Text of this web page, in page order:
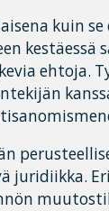
kuin
ehtoja.
juridiikka.